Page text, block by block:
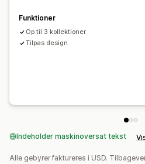
Funktioner
Op til 3 kollektioner
Tilpas design
Indeholder maskinoversat tekst
Alle gebyrer faktureres i USD.